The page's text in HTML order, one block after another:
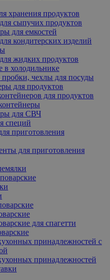
хранения продуктов
сыпучих продуктов
для емкостей
кондитерских изделий
жидких продуктов
в холодильнике
чехлы для посуды
для продуктов
для продуктов
для СВЧ
специй
приготовления
для приготовления
для спагетти
принадлежностей с
принадлежностей